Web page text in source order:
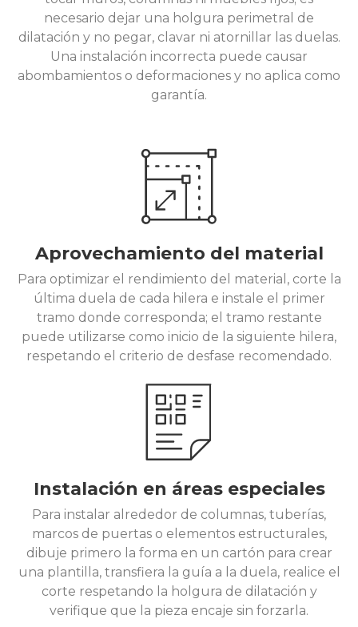
necesario dejar una holgura perimetral de
dilatación y no pegar, clavar ni atornillar las duelas.
Una instalación incorrecta puede causar
abombamientos o deformaciones y no aplica como
garantía.
Aprovechamiento del material
Para optimizar el rendimiento del material, corte la
última duela de cada hilera e instale el primer
tramo donde corresponda; el tramo restante
puede utilizarse como inicio de la siguiente hilera,
respetando el criterio de desfase recomendado.
Instalación en áreas especiales
Para instalar alrededor de columnas, tuberías,
marcos de puertas o elementos estructurales,
dibuje primero la forma en un cartón para crear
una plantilla, transfiera la guía a la duela, realice el
corte respetando la holgura de dilatación y
verifique que la pieza encaje sin forzarla.